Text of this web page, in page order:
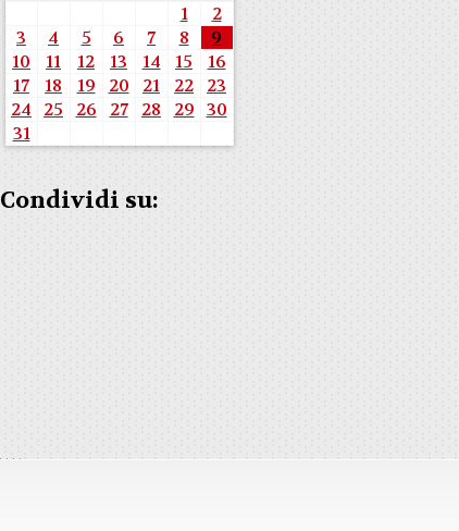
1
2
3
4 5 6 7 8
9
10
11 12 13 14 15
16
17
18 19 20 21 22
23
24
25 26 27 28 29 30
31
Condividi su: